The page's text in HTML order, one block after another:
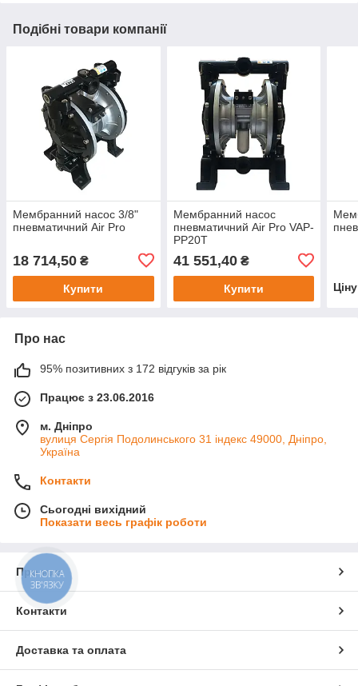
Подібні товари компанії
Мембранний насос 3/8"
пневматичний Air Pro
18 714,50 ₴
Купити
Мембранний насос
пневматичний Air Pro VAP-
PP20T
41 551,40₴
Купити
Про нас
95% позитивних з 172 відгуків за рік
Працює з 23.06.2016
м. Дніпро
вулиця Сергія Подолинського 31 індекс 49000, Дніпро,
Україна
Контакти
Сьогодні вихідний
Показати весь графік роботи
Про нас
Контакти
Доставка та оплата
КНОПКА
ЗВ'ЯЗКУ